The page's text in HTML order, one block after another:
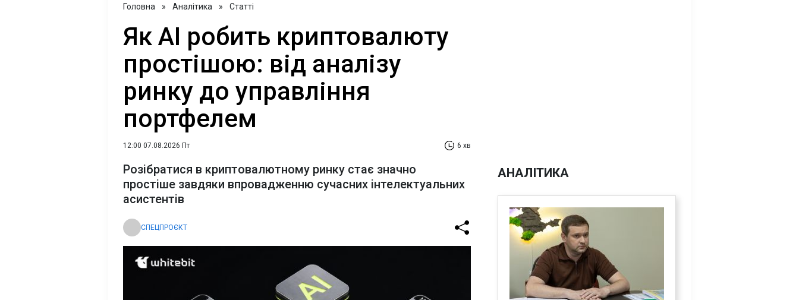
Головна » Аналітика » Статті
Як AI робить криптовалюту
простішою: від аналізу
ринку до управління
портфелем
12:00 07.08.2026 Пт 6 хв
Розібратися в криптовалютному ринку стає значно
простіше завдяки впровадженню сучасних інтелектуальних
асистентів
СПЕЦПРОЄКТ
АНАЛІТИКА